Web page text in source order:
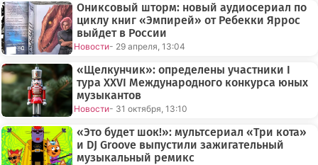
Ониксовый шторм: новый аудиосериал по
циклу книг «Эмпирей» от Ребекки Яррос
выйдет в России
Новости- 29 апреля, 13:04
«Щелкунчик»: определены участники I
тура XXVI Международного конкурса юных
музыкантов
Новости- 31 октября, 13:10
«Это будет шок!»: мультсериал «Три кота»
и DJ Groove выпустили зажигательный
музыкальный ремикс